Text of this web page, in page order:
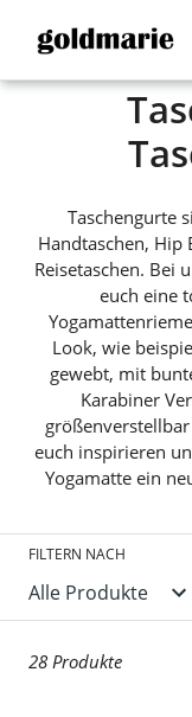
S
a
m
l
u
n
g
:
Taschengurte
Handtaschen, Hip
Reisetaschen. Bei
euch eine
Look, wie
gewebt, mit
Karabiner
euch inspirieren
Yogamatte ein
FILTERN NACH
28 Produkte